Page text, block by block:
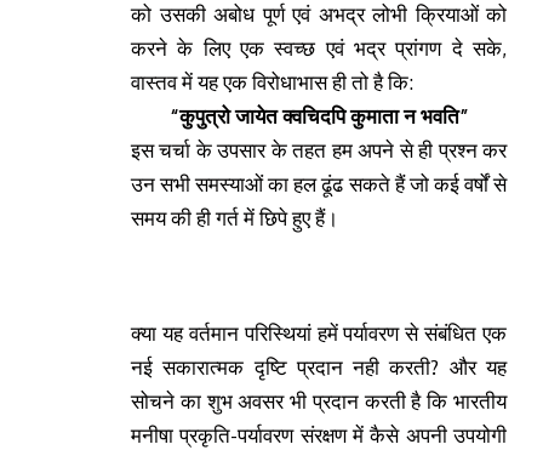
को उसकी अबोध पूर्ण एवं अभद्र लोभी क्रियाओं को
करने के लिए एक स्वच्छ एवं भद्र प्रांगण दे सके,
वास्तव में यह एक विरोधाभास ही तो है कि:
“कुपुत्रो जायेत क्वचिदपि कुमाता न भवति”
इस चर्चा के उपसार के तहत हम अपने से ही प्रश्न कर
उन सभी समस्याओं का हल ढूंढ सकते हैं जो कई वर्षों से
समय की ही गर्त में छिपे हुए हैं।
क्या यह वर्तमान परिस्थियां हमें पर्यावरण से संबंधित एक
नई सकारात्मक दृष्टि प्रदान नही करती? और यह
सोचने का शुभ अवसर भी प्रदान करती है कि भारतीय
मनीषा प्रकृति-पर्यावरण संरक्षण में कैसे अपनी उपयोगी